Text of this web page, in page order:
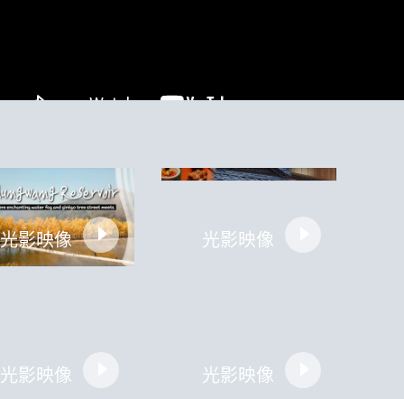
光影映像 光影映像
光影映像 光影映像